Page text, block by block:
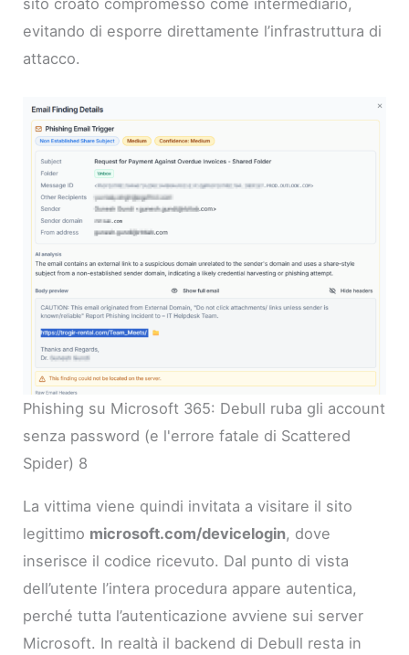
sito croato compromesso come intermediario,
evitando di esporre direttamente l’infrastruttura di
attacco.
Phishing su Microsoft 365: Debull ruba gli account
senza password (e l'errore fatale di Scattered
Spider) 8
La vittima viene quindi invitata a visitare il sito
legittimo microsoft.com/devicelogin, dove
inserisce il codice ricevuto. Dal punto di vista
dell’utente l’intera procedura appare autentica,
perché tutta l’autenticazione avviene sui server
Microsoft. In realtà il backend di Debull resta in